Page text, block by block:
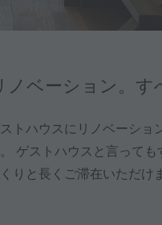
ベーション。す
トハウスにリノベーショ
ゲストハウスと言って
りと長くご滞在いただけ